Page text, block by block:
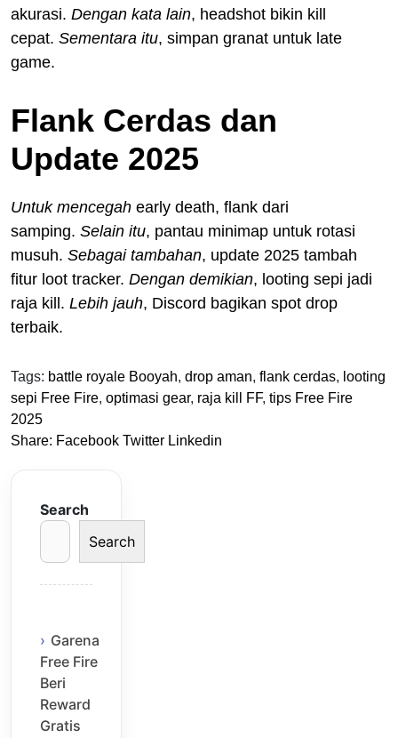
akurasi. Dengan kata lain, headshot bikin kill
cepat. Sementara itu, simpan granat untuk late
game.
Flank Cerdas dan
Update 2025
Untuk mencegah early death, flank dari
samping. Selain itu, pantau minimap untuk rotasi
musuh. Sebagai tambahan, update 2025 tambah
fitur loot tracker. Dengan demikian, looting sepi jadi
raja kill. Lebih jauh, Discord bagikan spot drop
terbaik.
Tags: battle royale Booyah, drop aman, flank cerdas, looting
sepi Free Fire, optimasi gear, raja kill FF, tips Free Fire
2025
Share: Facebook Twitter Linkedin
Search
Search
Garena
Free Fire
Beri
Reward
Gratis